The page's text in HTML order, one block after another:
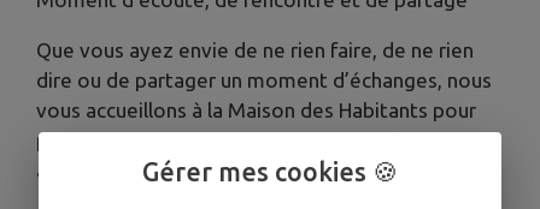
Que vous ayez envie de ne rien faire, de ne rien
dire ou de partager un moment d’échanges, nous
vous accueillons à la Maison des Habitants pour
passer un moment de discussion, de silence ou
autres.
Gérer mes cookies 🍪